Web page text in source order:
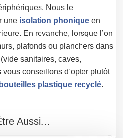
Nous le
une isolation phonique en
En revanche, lorsque l’on
plafonds ou planchers dans
sanitaires, caves,
conseillons d’opter plutôt
bouteilles plastique recyclé.
Aussi…